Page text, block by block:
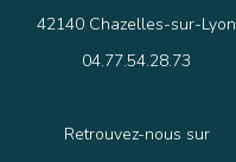
42140 Chazelles-sur-Lyon
04.77.54.28.73
Retrouvez-nous sur